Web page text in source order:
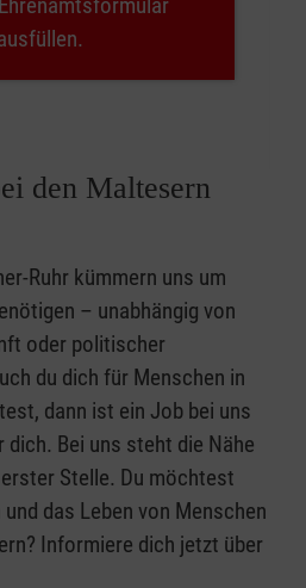
mit Herz
ein Stück Mobilität
beim
indem Sie ihnen den
Machen Sie als
Fahrer/in“ der
Einkauf für Ihre
– und auch für sich
Highlight der
Einkaufswagen-
den Maltesern
Ruhr kümmern uns um
– unabhängig von
oder politischer
du dich für Menschen in
dann ist ein Job bei uns
dich. Bei uns steht die Nähe
Stelle. Du möchtest
das Leben von Menschen
Informiere dich jetzt über